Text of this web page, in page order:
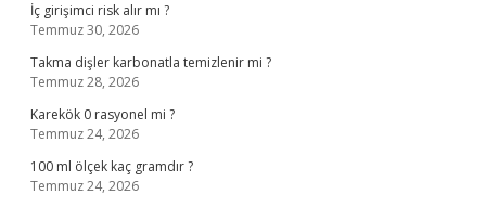
İç girişimci risk alır mı ?
Temmuz 30, 2026
Takma dişler karbonatla temizlenir mi ?
Temmuz 28, 2026
Karekök 0 rasyonel mi ?
Temmuz 24, 2026
100 ml ölçek kaç gramdır ?
Temmuz 24, 2026